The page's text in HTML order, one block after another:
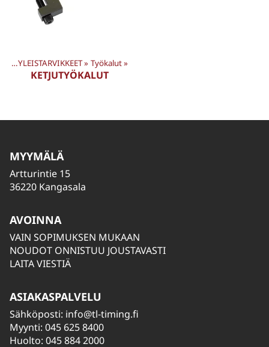
‪»YLEISTARVIKKEET‪» Työkalut‪»
KETJUTYÖKALUT
MYYMÄLÄ
Artturintie 15
36220 Kangasala
AVOINNA
VAIN SOPIMUKSEN MUKAAN
NOUDOT ONNISTUU JOUSTAVASTI
LAITA VIESTIÄ
ASIAKASPALVELU
Sähköposti: info@tl-timing.fi
Myynti: 045 625 8400
Huolto: 045 884 2000